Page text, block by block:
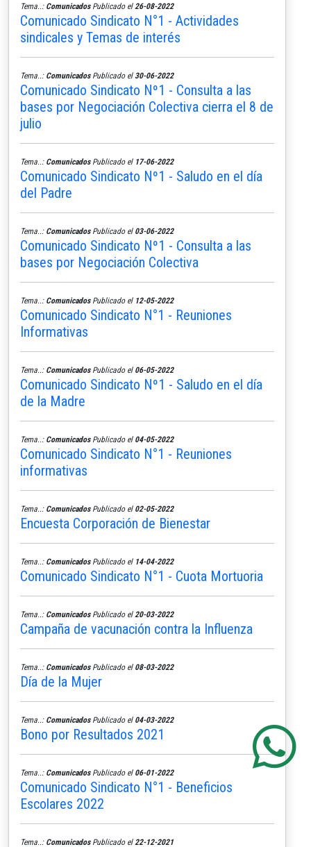
Tema..: ComunicadosPublicado el 26-08-2022
Comunicado Sindicato N°1 - Actividades
sindicales y Temas de interés
Tema..: ComunicadosPublicado el 30-06-2022
Comunicado Sindicato Nº1 - Consulta a las
bases por Negociación Colectiva cierra el 8 de
julio
Tema..: ComunicadosPublicado el 17-06-2022
Comunicado Sindicato Nº1 - Saludo en el día
del Padre
Tema..: ComunicadosPublicado el 03-06-2022
Comunicado Sindicato Nº1 - Consulta a las
bases por Negociación Colectiva
Tema..: ComunicadosPublicado el 12-05-2022
Comunicado Sindicato N°1 - Reuniones
Informativas
Tema..: ComunicadosPublicado el 06-05-2022
Comunicado Sindicato Nº1 - Saludo en el día
de la Madre
Tema..: ComunicadosPublicado el 04-05-2022
Comunicado Sindicato N°1 - Reuniones
informativas
Tema..: ComunicadosPublicado el 02-05-2022
Encuesta Corporación de Bienestar
Tema..: ComunicadosPublicado el 14-04-2022
Comunicado Sindicato N°1 - Cuota Mortuoria
Tema..: ComunicadosPublicado el 20-03-2022
Campaña de vacunación contra la Influenza
Tema..: ComunicadosPublicado el 08-03-2022
Día de la Mujer
Tema..: ComunicadosPublicado el 04-03-2022
Bono por Resultados 2021
Tema..: ComunicadosPublicado el 06-01-2022
Comunicado Sindicato N°1 - Beneficios
Escolares 2022
Tema..: ComunicadosPublicado el 22-12-2021